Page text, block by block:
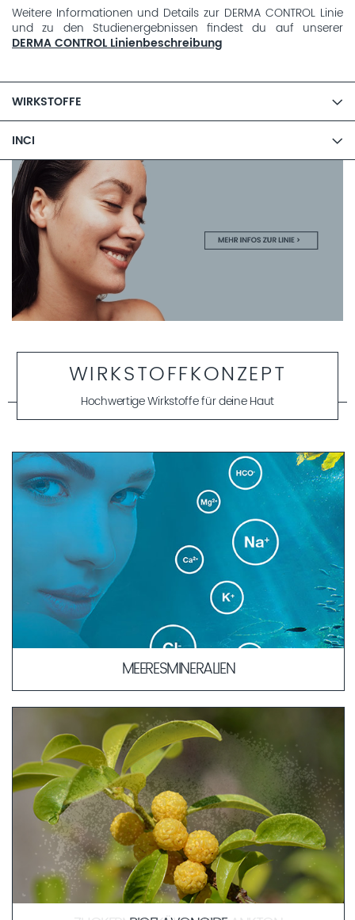
Weitere Informationen und Details zur DERMA CONTROL Linie
und zu den Studienergebnissen findest du auf unserer
DERMA CONTROL Linienbeschreibung
WIRKSTOFFE
INCI
WIRKSTOFFKONZEPT
Hochwertige Wirkstoffe für deine Haut
MEERESMINERALIEN
Die Ähnlichkeit in der Zusammensetzung der
Meeresmineralien zum Blutplasma erlaubt eine schnellere
und verträglichere Aufnahme der Wirkstoffe in tiefere
Hautschichten. Durch ihre körperbekannte Kombination
dienen sie als „Transportmittel“ für weitere Wirkstoffe in die
Haut.
MEHR ERFAHREN